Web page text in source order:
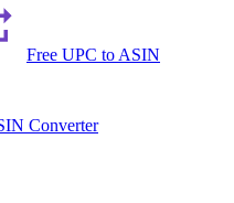
Free UPC to ASIN
Converter